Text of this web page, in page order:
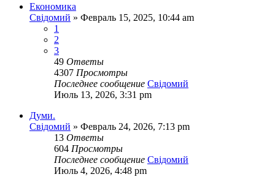
Економика
Свідомий » Февраль 15, 2025, 10:44 am
1
2
3
49 Ответы
4307 Просмотры
Последнее сообщение Свідомий
Июль 13, 2026, 3:31 pm
Думи.
Свідомий » Февраль 24, 2026, 7:13 pm
13 Ответы
604 Просмотры
Последнее сообщение Свідомий
Июль 4, 2026, 4:48 pm